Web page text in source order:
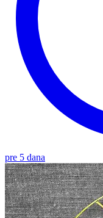
pre 5 dana